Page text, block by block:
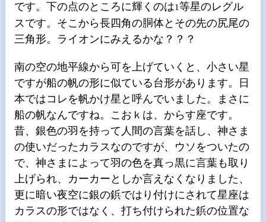
です。下の点のところに輝くのは1等星のレグル
スです。そこから長四角の胴体とその先の尻尾の
三角形。ライオンにみえるかな？？？
南の空の地平線から可を上げていくと、小さい星
ですが船の帆の形に似ている台形があります。日
本ではコレを帆かけ星と呼んでいました。まさに
船の帆なんですね。こおｋは、からす座です。
昔、銀色の羽を持って人間の言葉を話し、神さま
の使いだったカラスなのですが、ウソをついたの
で、神さまによって羽の色を真っ黒に言葉も取り
上げられ、カーカーとしか言えなくなりました、
更に暗い夜空に銀の鋲ではり付けにされて星座は
カラスの形ではなく、打ち付けられた鋲の位置な